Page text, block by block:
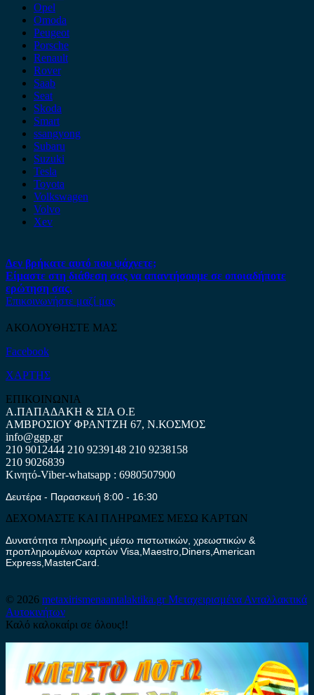
Opel
Omoda
Peugeot
Porsche
Renault
Rover
Saab
Seat
Skoda
Smart
ssangyong
Subaru
Suzuki
Tesla
Toyota
Volkswagen
Volvo
Xev
Δεν βρήκατε αυτό που ψάχνετε;
Είμαστε στη διάθεση σας να απαντήσουμε σε οποιαδήποτε
ερώτηση σας.
Επικοινωνήστε μαζί μας
ΑΚΟΛΟΥΘΗΣΤΕ ΜΑΣ
Facebook
ΧΑΡΤΗΣ
ΕΠΙΚΟΙΝΩΝΙΑ
Α.ΠΑΠΑΔΑΚΗ & ΣΙΑ Ο.Ε
ΑΜΒΡΟΣΙΟΥ ΦΡΑΝΤΖΗ 67, Ν.ΚΟΣΜΟΣ
info@ggp.gr
210 9012444 210 9239148 210 9238158
210 9026839
Κινητό-Viber-whatsapp : 6980507900
Δευτέρα - Παρασκευή 8:00 - 16:30
ΔΕΧΟΜΑΣΤΕ ΚΑΙ ΠΛΗΡΩΜΕΣ ΜΕΣΩ ΚΑΡΤΩΝ
Δυνατότητα πληρωμής μέσω πιστωτικών, χρεωστικών &
προπληρωμένων καρτών Visa,Maestro,Diners,American
Express,MasterCard.
© 2026 metaxirismenaantalaktika.grΜεταχειρισμένα Ανταλλακτικά
Αυτοκινήτων
Καλό καλοκαίρι σε όλους!!